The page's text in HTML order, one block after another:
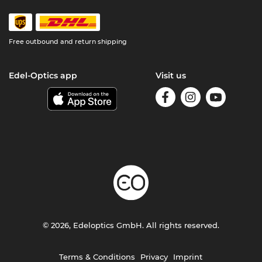
Free outbound and return shipping
Edel-Optics app Visit us
Terms & Conditions Privacy Imprint
© 2026, Edeloptics GmbH. All rights reserved.